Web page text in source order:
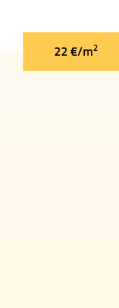
22 €/m2